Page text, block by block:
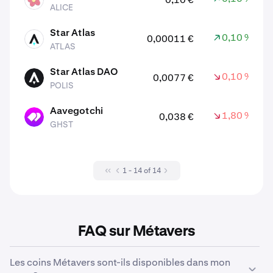
ALICE
ATLAS Star Atlas
ATLAS
0,00011 € 0,10 %
POLIS Star Atlas DAO
POLIS
0,0077 € 0,10 %
GHST Aavegotchi
GHST
0,038 € 1,80 %
1 - 14 of 14
FAQ sur Métavers
Les coins Métavers sont-ils disponibles dans mon